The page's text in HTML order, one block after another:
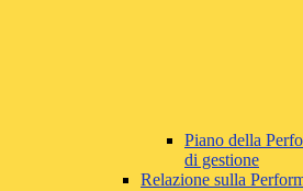
Piano della
di gestione
Relazione sulla